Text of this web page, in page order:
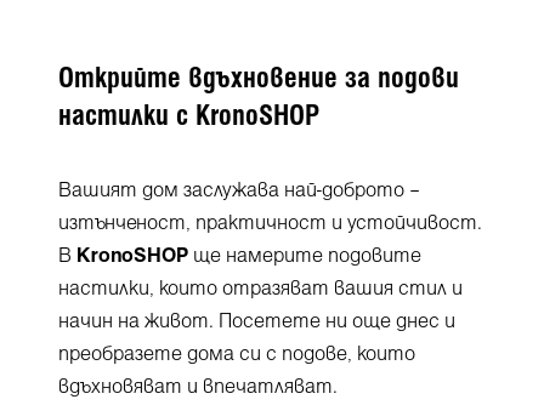
Открийте вдъхновение за подови
настилки с KronoSHOP
Вашият дом заслужава най-доброто –
изтънченост, практичност и устойчивост.
В KronoSHOP ще намерите подовите
настилки, които отразяват вашия стил и
начин на живот. Посетете ни още днес и
преобразете дома си с подове, които
вдъхновяват и впечатляват.